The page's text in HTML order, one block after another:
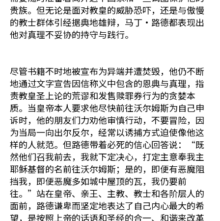
贵族。但无论是面对教皇的威胁恐吓，还是与傲慢
的教士群体引经据典地雄辩，马丁·路德都表现出
他对真理不妥协的持守与践行。
尽管书籍不时地被宣布为异端并遭焚毁，他仍不断
地通过文字宣告因信称义中包含的恩典与真理，指
责教皇圣上论的荒谬和发售赎罪券行为的贪婪本
质。当皇帝本人要求他尽快前往沃尔姆斯为自己申
诉时，他的朋友们力劝他审慎行动，不要冒险，因
为当局一向出尔反尔，经常以诱捕方式迫使像他这
样的人就范。但路德带着必死的信心回答说：“既
然他们召我前去，我就下定决心，打定主意奉我主
耶稣基督的名前往沃尔姆斯；是的，即便有恶魔阻
挡我，即便恶魔多如城中屋顶的瓦，我仍要前
往。”站在皇帝、亲王、主教、教士和各阶层人的
面前，路德谦卑而坚定地表达了自己内心最大的希
望，是按照上帝的话语和圣经的合一、和谐来改革